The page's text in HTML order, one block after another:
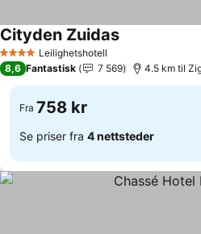
4 StjernerLeilighetshotell
Cityden Zuidas
8,6 Fantastisk 7 569 4.5 km til
Fra 758 kr
Se priser fra 4 nettsteder